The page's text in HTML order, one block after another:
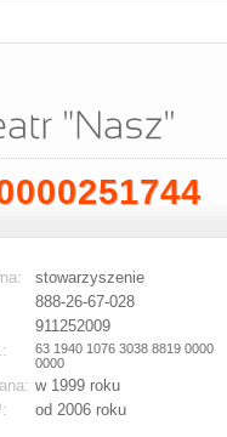
stowarzyszenie
888-26-67-028
911252009
63 1940 1076 3038 8819 0000
0000
w 1999 roku
od 2006 roku